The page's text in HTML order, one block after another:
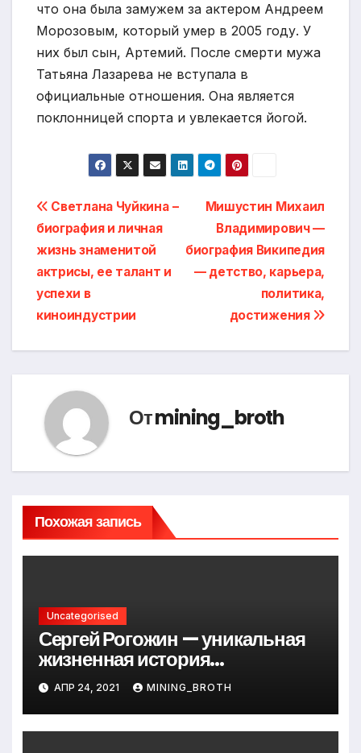
что она была замужем за актером Андреем
Морозовым, который умер в 2005 году. У
них был сын, Артемий. После смерти мужа
Татьяна Лазарева не вступала в
официальные отношения. Она является
поклонницей спорта и увлекается йогой.
Навигация
по
записям
Мишустин Михаил
Владимирович —
биография Википедия
— детство, карьера,
политика,
достижения
Светлана Чуйкина −
биография и личная
жизнь знаменитой
актрисы, ее талант и
успехи в
киноиндустрии
Отmining_broth
Похожая запись
Uncategorised
Сергей Рогожин — уникальная
жизненная история
талантливого певца, его
музыкальный путь и важные
достижения
АПР 24, 2021 MINING_BROTH